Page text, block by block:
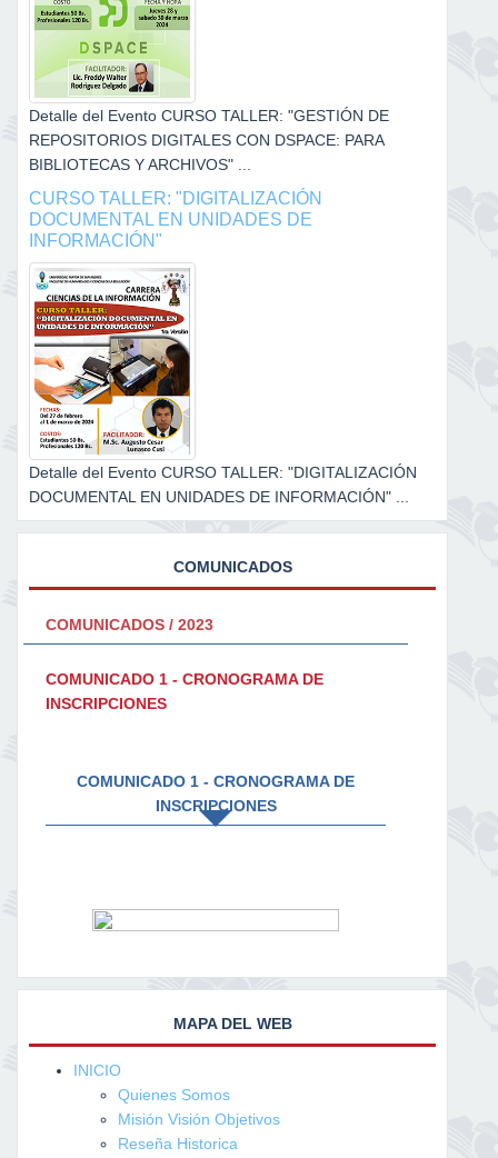
Detalle del Evento CURSO TALLER: "GESTIÓN DE
REPOSITORIOS DIGITALES CON DSPACE: PARA
BIBLIOTECAS Y ARCHIVOS" ...
CURSO TALLER: "DIGITALIZACIÓN
DOCUMENTAL EN UNIDADES DE
INFORMACIÓN"
Detalle del Evento CURSO TALLER: "DIGITALIZACIÓN
DOCUMENTAL EN UNIDADES DE INFORMACIÓN" ...
COMUNICADOS
COMUNICADOS / 2023
COMUNICADO 1 - CRONOGRAMA DE
INSCRIPCIONES
COMUNICADO 1 - CRONOGRAMA DE
INSCRIPCIONES
MAPA DEL WEB
INICIO
Quienes Somos
Misión Visión Objetivos
Reseña Historica